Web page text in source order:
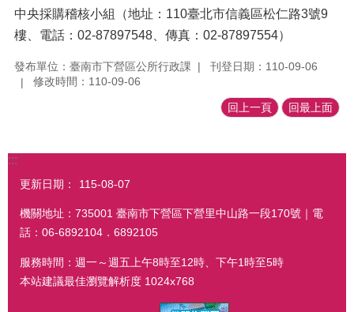
中央採購稽核小組（地址：110臺北市信義區松仁路3號9
樓、電話：02-87897548、傳真：02-87897554）
發布單位：臺南市下營區公所行政課
刊登日期：110-09-06
修改時間：110-09-06
回上一頁 回最上面
:::
更新日期： 115-08-07
機關地址：735001 臺南市下營區下營里中山路一段170號｜電
話：06-6892104．6892105
服務時間：週一～週五上午8時至12時、下午1時至5時
本站建議最佳瀏覽解析度 1024x768